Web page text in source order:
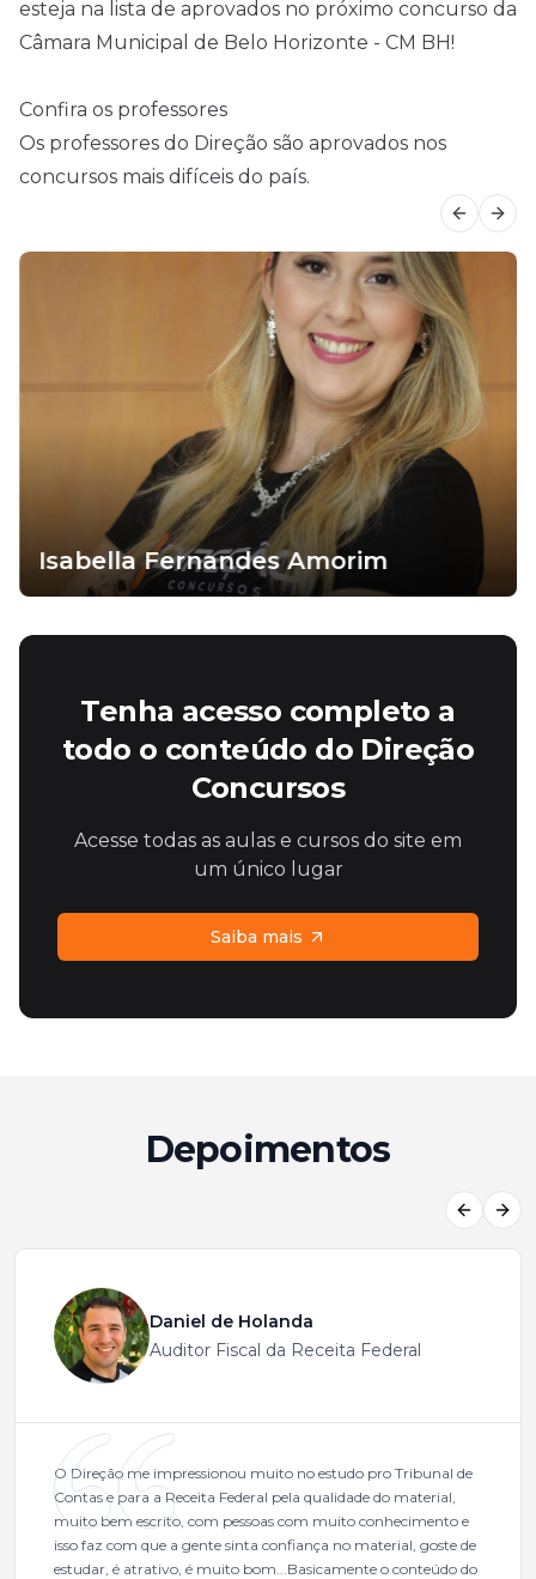
esteja na lista de aprovados no próximo concurso da
Câmara Municipal de Belo Horizonte - CM BH!
Confira os professores
Os professores do Direção são aprovados nos
concursos mais difíceis do país.
Isabella Fernandes Amorim
Tenha acesso completo a
todo o conteúdo do Direção
Concursos
Acesse todas as aulas e cursos do site em
um único lugar
Saiba mais
Depoimentos
Daniel de Holanda
Auditor Fiscal da Receita Federal
O Direção me impressionou muito no estudo pro Tribunal de
Contas e para a Receita Federal pela qualidade do material,
muito bem escrito, com pessoas com muito conhecimento e
isso faz com que a gente sinta confiança no material, goste de
estudar, é atrativo, é muito bom...Basicamente o conteúdo do